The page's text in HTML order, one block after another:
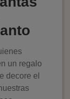
un regalo
decore el